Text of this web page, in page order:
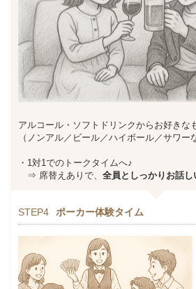
アルコール・ソフトドリンクからお好きな
（ノンアル／ビール／ハイボール／サワー
・1対1でのトークタイムへ♪
⇒ 席替えありで、 全員としっかりお話し
STEP4 ポーカー体験タイム